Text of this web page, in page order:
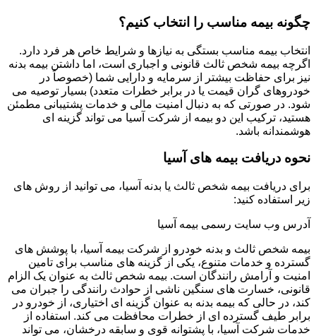
چگونه بیمه مناسب را انتخاب کنیم؟
انتخاب بیمه مناسب بستگی به نیازها و شرایط خاص هر فرد دارد.
اگرچه بیمه شخص ثالث قانونی و اجباری است، اما داشتن بیمه بدنه
نیز برای حفاظت بیشتر از سرمایه و دارایی شما (خصوصاً در
خودروهای گران قیمت یا در برابر خطرات متعدد) بسیار توصیه می
شود. در صورتی که به دنبال امنیت مالی و خدمات پشتیبانی مطمئن
هستید، ترکیب این دو بیمه از شرکت آسیا می تواند گزینه ای
هوشمندانه باشد.
نحوه دریافت بیمه های آسیا
برای دریافت بیمه شخص ثالث یا بدنه آسیا، می توانید از روش های
زیر استفاده کنید:
آدرس وب سایت رسمی بیمه آسیا
بیمه شخص ثالث و بدنه خودرو از شرکت بیمه آسیا، با پوشش های
گسترده و خدمات متنوع، یکی از گزینه های مناسب برای تامین
امنیت و آرامش رانندگان است. بیمه شخص ثالث به عنوان یک الزام
قانونی، خسارت های سنگین ناشی از حوادث رانندگی را جبران می
کند، در حالی که بیمه بدنه به عنوان گزینه ای اختیاری، از خودرو در
برابر طیف گسترده ای از خطرات محافظت می کند. استفاده از
خدمات شرکت آسیا، با پشتوانه قوی و سابقه درخشان، می تواند